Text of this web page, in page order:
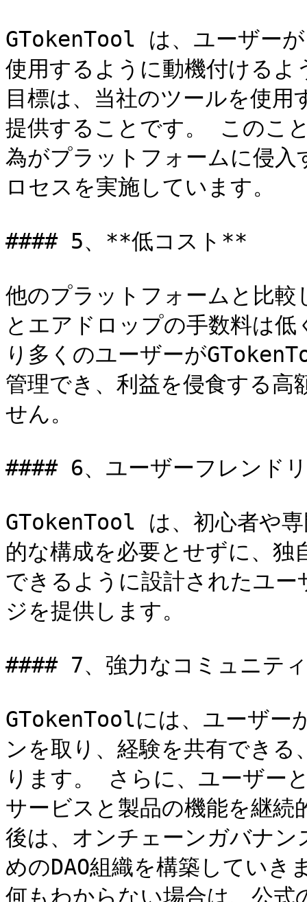
GTokenTool は、ユーザー
使用するように動機付ける
目標は、当社のツールを使
提供することです。 このこ
為がプラットフォームに侵
ロセスを実施しています。
#### 5、**低コスト**
他のプラットフォームと比
とエアドロップの手数料は
り多くのユーザーが
管理でき、利益を侵食する高
せん。
#### 6、ユーザーフレンド
GTokenTool は、初心者や
的な構成を必要とせずに、
できるように設計されたユ
ジを提供します。
#### 7、強力なコミュニティ
GTokenToolには、ユーザー
ンを取り、経験を共有でき
ります。 さらに、ユーザー
サービスと製品の機能を継
後は、オンチェーンガバナ
めのDAO組織を構築していき
何もわからない場合は、公